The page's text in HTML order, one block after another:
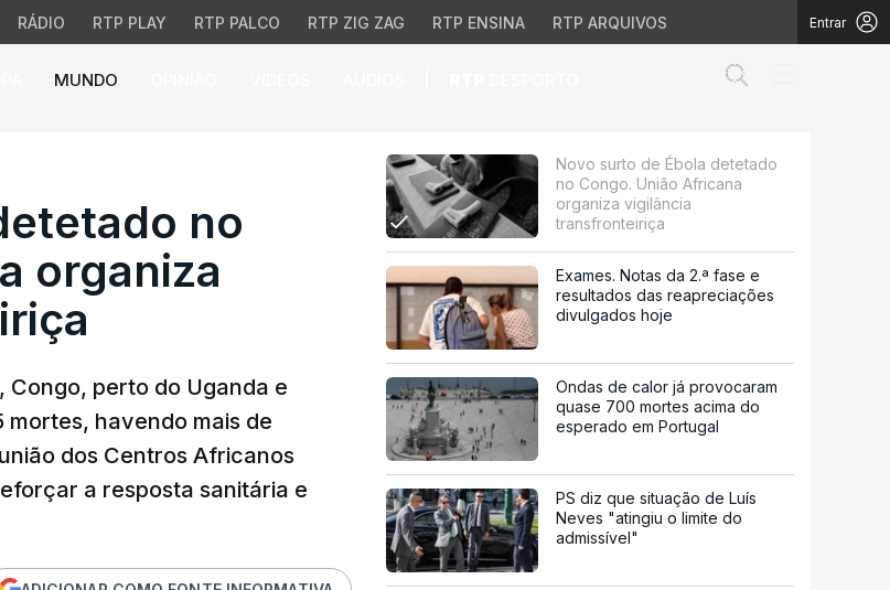
RÁDIO RTP PLAY RTP PALCO RTP ZIG ZAG RTP ENSINA RTP ARQUIVOS Entrar
MUNDO
no Congo. União Africana
no
organiza
Congo, perto do Uganda e
mortes, havendo mais de
dos Centros Africanos
a resposta sanitária e
Novo surto de Ébola detetado
no Congo. União Africana
organiza vigilância
transfronteiriça
Exames. Notas da 2.ª fase e
resultados das reapreciações
divulgados hoje
Ondas de calor já provocaram
quase 700 mortes acima do
esperado em Portugal
PS diz que situação de Luís
Neves "atingiu o limite do
admissível"